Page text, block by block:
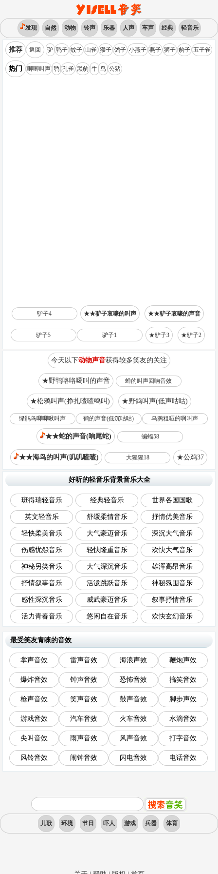
发现 自然 动物 铃声 乐器 人声 车声 经典 轻音乐
推荐 返回 驴 鸭子 蚊子 山雀 猴子 鸽子 小燕子 燕子 狮子 豹子 五子雀
热门 唧唧叫声 鹗 孔雀 黑豹 牛 鸟 公猪
驴子4 ★★驴子哀嚎的叫声 ★★驴子哀嚎的声音
驴子5 驴子1 ★驴子3 ★驴子2
今天以下动物声音获得较多笑友的关注
★野鸭咯咯噶叫的声音 蝉的叫声回响音效
★松鸦叫声(挣扎喳喳鸣叫) ★野鸽叫声(低声咕咕)
绿鹃鸟唧唧啾叫声 鹤的声音(低沉咕咕) 乌鸦粗哑的啊叫声
★★蛇的声音(响尾蛇) 蝙蝠58
★★海鸟的叫声(叽叽喳喳) 大猩猩18 ★公鸡37
好听的轻音乐背景音乐大全
班得瑞轻音乐 经典轻音乐 世界各国国歌
英文轻音乐 舒缓柔情音乐 抒情优美音乐
轻快柔美音乐 大气豪迈音乐 深沉大气音乐
伤感忧怨音乐 轻快隆重音乐 欢快大气音乐
神秘另类音乐 大气深沉音乐 雄浑高昂音乐
抒情叙事音乐 活泼跳跃音乐 神秘氛围音乐
感性深沉音乐 威武豪迈音乐 叙事抒情音乐
活力青春音乐 悠闲自在音乐 欢快玄幻音乐
最受笑友青睐的音效
掌声音效 雷声音效 海浪声效 鞭炮声效
爆炸音效 钟声音效 恐怖音效 搞笑音效
枪声音效 笑声音效 鼓声音效 脚步声效
游戏音效 汽车音效 火车音效 水滴音效
尖叫音效 雨声音效 风声音效 打字音效
风铃音效 闹钟音效 闪电音效 电话音效
儿歌 环境 节日 吓人 游戏 兵器 体育